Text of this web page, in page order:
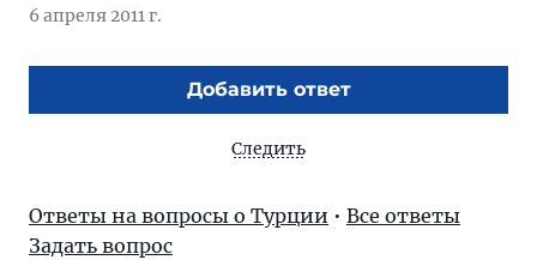
6 апреля 2011 г.
Добавить ответ
Следить
Ответы на вопросы о Турции • Все ответы
Задать вопрос